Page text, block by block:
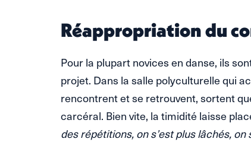
Réappropriation du
Pour la plupart novices en danse, ils
projet. Dans la salle polyculturelle qui
rencontrent et se retrouvent, sortent
carcéral. Bien vite, la timidité laisse
des répétitions, on s’est plus lâchés,